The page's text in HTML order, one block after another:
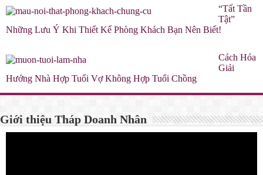
“Tất Tần
Tật”
Những Lưu Ý Khi Thiết Kế Phòng Khách Bạn Nên Biết!
Cách Hóa
Giải
Hướng Nhà Hợp Tuổi Vợ Không Hợp Tuổi Chồng
Giới thiệu Tháp Doanh Nhân